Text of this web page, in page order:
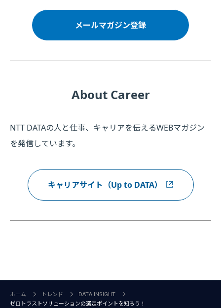
メールマガジン登録
About Career
NTT DATAの人と仕事、キャリアを伝えるWEBマガジン
を発信しています。
キャリアサイト（Up to DATA）
ホーム トレンド
DATA INSIGHT
ゼロトラストソリューションの選定ポイントを知ろう！